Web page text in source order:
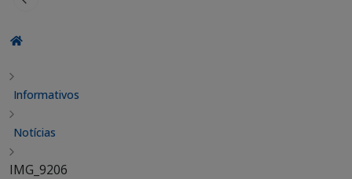
Informativos
Notícias
IMG_9206